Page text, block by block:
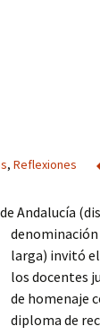
, Reflexiones
Andalucía
larga) invitó
los docentes
de homenaje
diploma de